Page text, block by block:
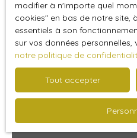
185 000€
modifier à n'importe quel
cookies″ en bas de notre site,
essentiels à son
sur vos données personnelles,
notre politique de
Tout accepter